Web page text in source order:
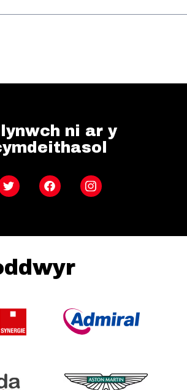
ni ar y
Twitter FacebookInstagram